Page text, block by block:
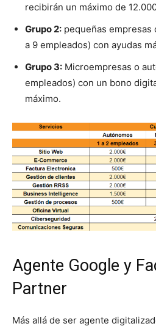
recibirán un máximo de
Grupo 2: pequeñas empresas
a 9 empleados) con ayudas
Grupo 3: Microempresas o
empleados) con un bono
máximo.
Agente Google y
Partner
Más allá de ser agente